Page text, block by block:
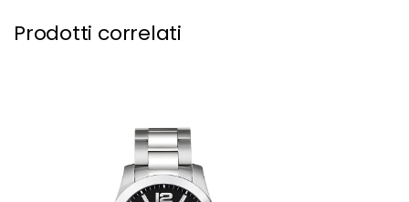
Prodotti correlati